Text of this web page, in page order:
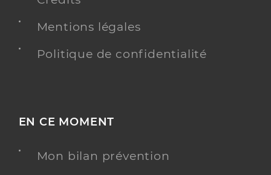
Mentions légales
Politique de confidentialité
EN CE MOMENT
Mon bilan prévention